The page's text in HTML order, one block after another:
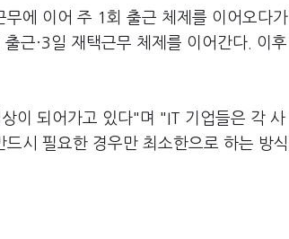
에 이어 주 1회 출근 체제를 이어오다가
근·3일 재택근무 체제를 이어간다. 이후
이 되어가고 있다"며 "IT 기업들은 각 사
시 필요한 경우만 최소한으로 하는 방식